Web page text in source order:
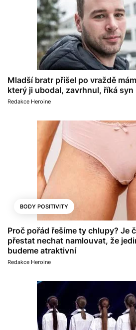
Mladší bratr přišel po vraždě
který ji ubodal, zavrhnul, říká
Redakce Heroine
BODY POSITIVITY
Proč pořád řešíme ty chlupy? Je
přestat nechat namlouvat, že
budeme atraktivní
Redakce Heroine